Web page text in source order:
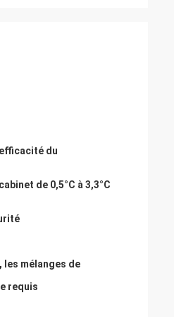
du
de 0,5°C à 3,3°C
mélanges de
requis